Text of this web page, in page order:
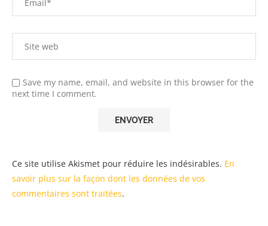
Save my name, email, and website in this browser for the
next time I comment.
Ce site utilise Akismet pour réduire les indésirables. En
savoir plus sur la façon dont les données de vos
commentaires sont traitées.